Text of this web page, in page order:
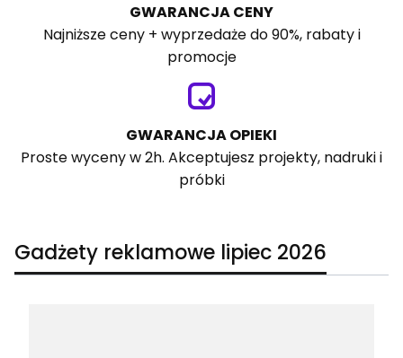
GWARANCJA CENY
Najniższe ceny + wyprzedaże do 90%, rabaty i
promocje
GWARANCJA OPIEKI
Proste wyceny w 2h. Akceptujesz projekty, nadruki i
próbki
Gadżety reklamowe lipiec 2026